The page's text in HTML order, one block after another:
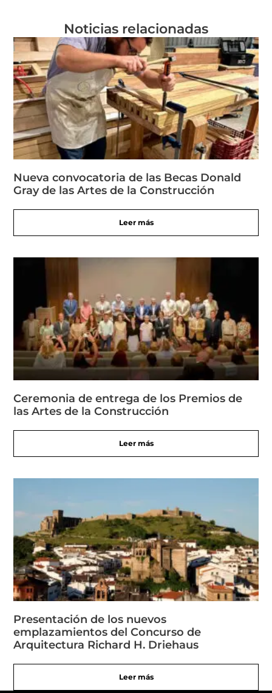
Noticias relacionadas
Nueva convocatoria de las Becas Donald
Gray de las Artes de la Construcción
Leer más
Ceremonia de entrega de los Premios de
las Artes de la Construcción
Leer más
Presentación de los nuevos
emplazamientos del Concurso de
Arquitectura Richard H. Driehaus
Leer más